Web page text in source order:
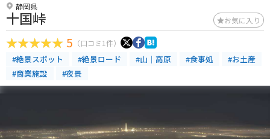
静岡県
十国峠 お気に入り
5 （口コミ1件）
#絶景スポット #絶景ロード #山｜高原 #食事処
#お土産
#商業施設
#夜景